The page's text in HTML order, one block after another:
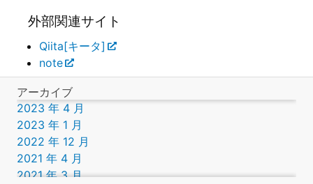
外部関連サイト
Qiita[キータ]
note
アーカイブ
2023 年 4 月
2023 年 1 月
2022 年 12 月
2021 年 4 月
2021 年 3 月